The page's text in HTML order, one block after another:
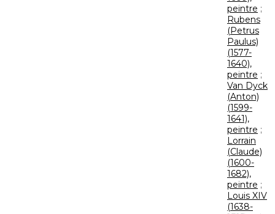
peintre ;
Rubens
(Petrus
Paulus)
(1577-
1640),
peintre ;
Van Dyck
(Anton)
(1599-
1641),
peintre ;
Lorrain
(Claude)
(1600-
1682),
peintre ;
Louis XIV
(1638-